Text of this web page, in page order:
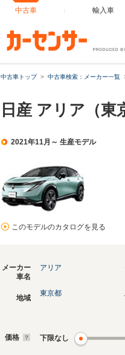
中古車 輸入車
中古車トップ 中古車検索：メーカー一覧
日産 アリア（東
2021年11月～ 生産モデル
このモデルのカタログを見る
メーカー
車名
アリア
地域
東京都
価格 下限なし